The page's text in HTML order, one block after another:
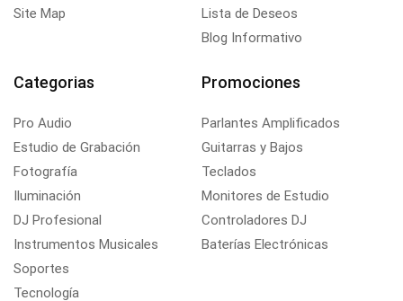
Site Map
Lista de Deseos
Blog Informativo
Categorias
Pro Audio
Estudio de Grabación
Fotografía
Iluminación
DJ Profesional
Instrumentos Musicales
Soportes
Tecnología
Promociones
Parlantes Amplificados
Guitarras y Bajos
Teclados
Monitores de Estudio
Controladores DJ
Baterías Electrónicas